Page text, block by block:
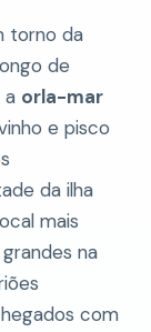
torno da
de
a orla-mar
e pisco
da ilha
mais
na
com